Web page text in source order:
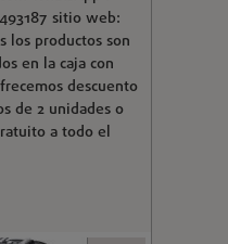
sitio web:
los productos son
en la caja con
descuento
de 2 unidades o
a todo el